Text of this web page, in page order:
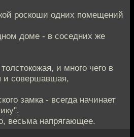
роскоши одних помещений
доме - в соседних же
и много чего в
и совершавшая,
замка - всегда начинает
весьма напрягающее.